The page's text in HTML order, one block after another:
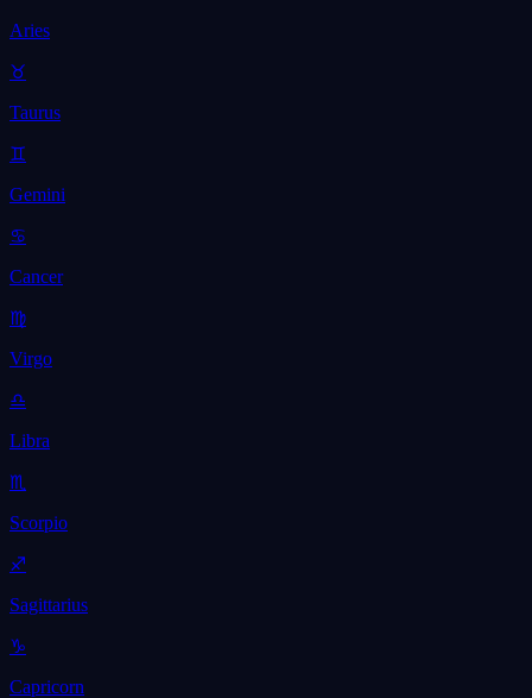
Aries
♉
Taurus
♊
Gemini
♋
Cancer
♍
Virgo
♎
Libra
♏
Scorpio
♐
Sagittarius
♑
Capricorn